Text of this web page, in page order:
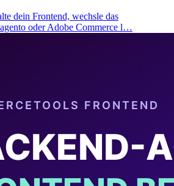
dein Frontend, wechsle das
oder Adobe Commerce l…